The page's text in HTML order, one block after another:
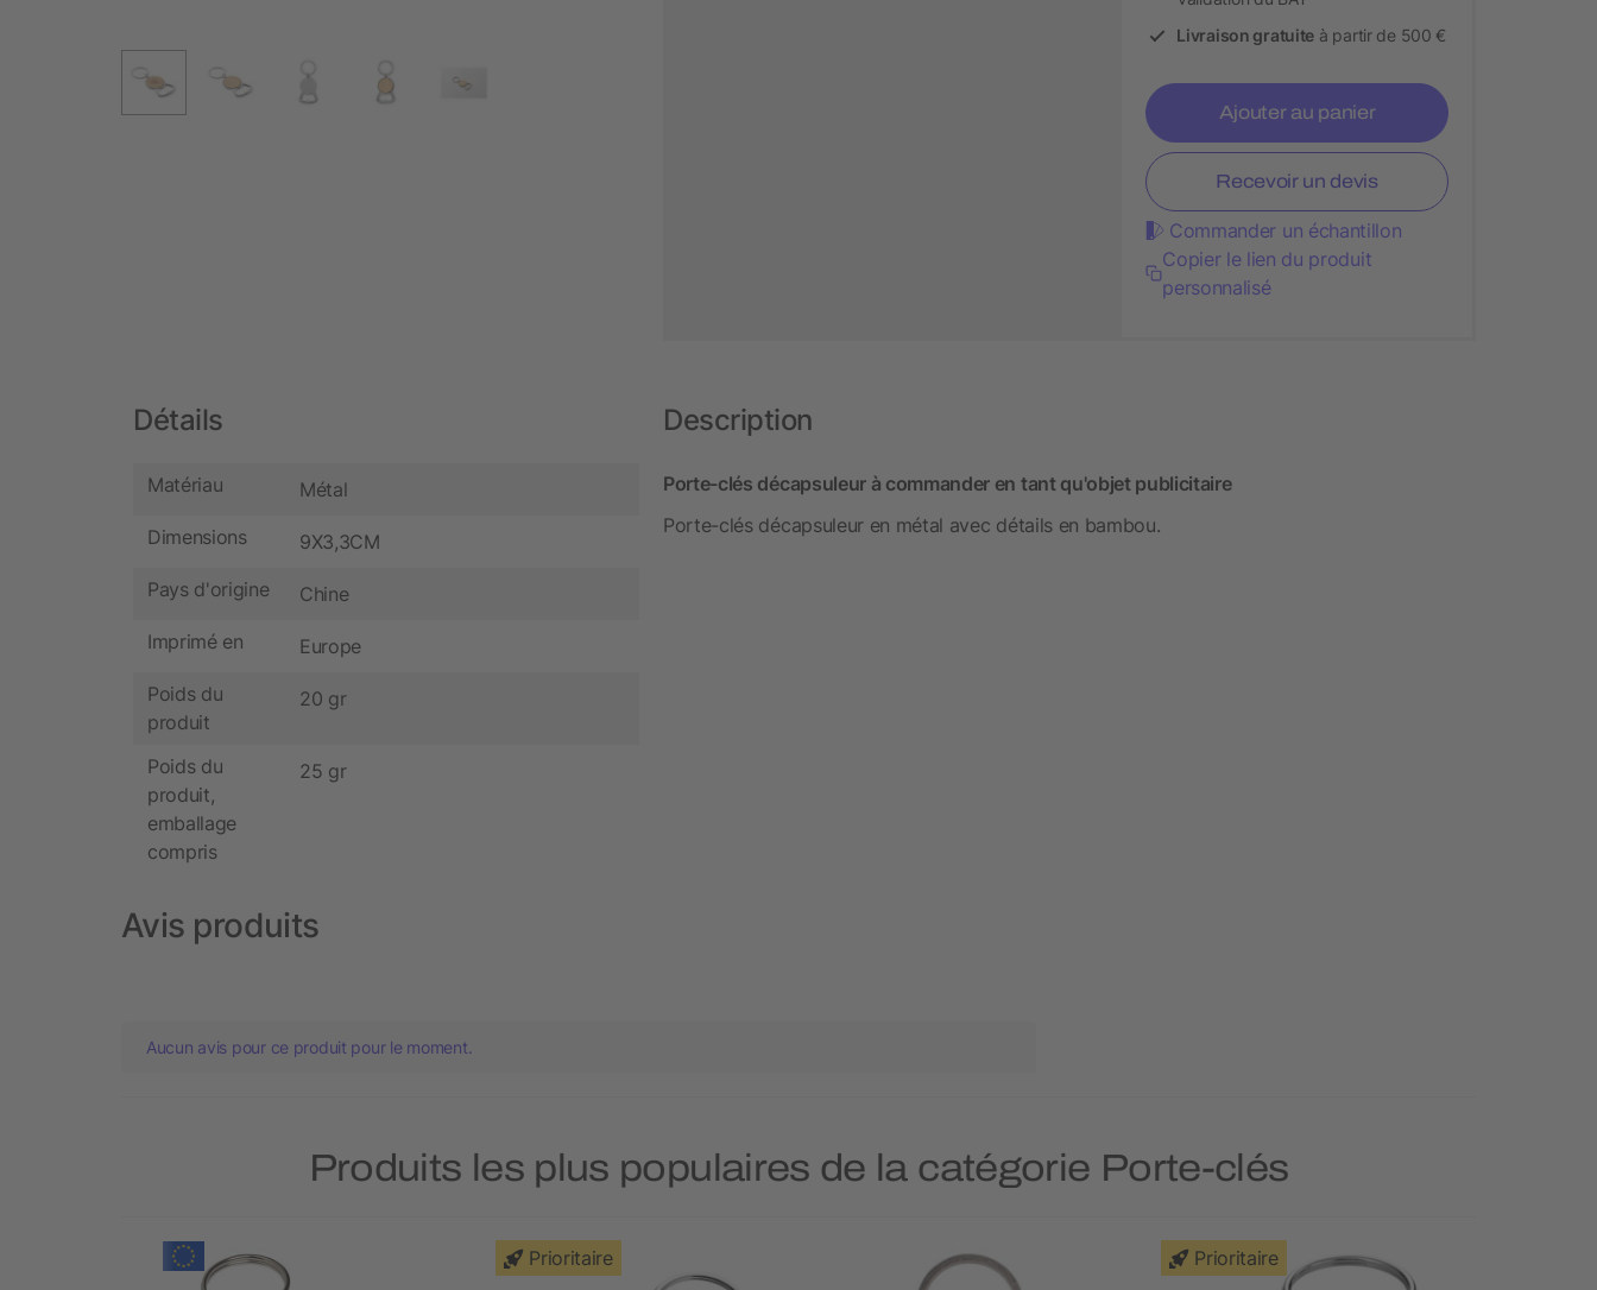
Livraison gratuite à partir de 500 €
Ajouter au panier
Recevoir un devis
Commander un échantillon
Copier le lien du produit
personnalisé
Détails
Matériau Métal
Dimensions 9X3,3CM
Pays d'origine Chine
Imprimé en Europe
Poids du
produit
20 gr
Poids du
produit,
emballage
compris
25 gr
Description
Porte-clés décapsuleur à commander en tant qu'objet publicitaire
Porte-clés décapsuleur en métal avec détails en bambou.
Avis produits
Aucun avis pour ce produit pour le moment.
Produits les plus populaires de la catégorie Porte-clés
Prioritaire Prioritaire